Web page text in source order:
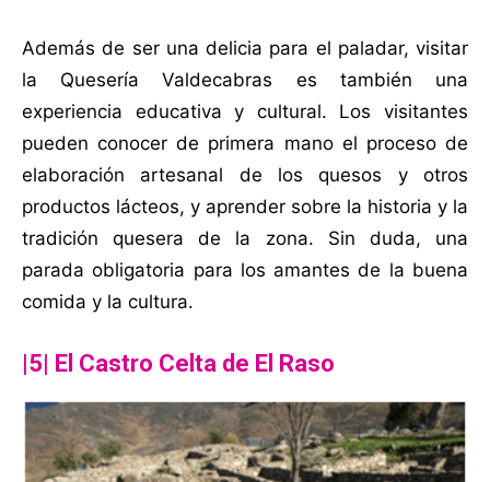
Además de ser una delicia para el paladar, visitar
la Quesería Valdecabras es también una
experiencia educativa y cultural. Los visitantes
pueden conocer de primera mano el proceso de
elaboración artesanal de los quesos y otros
productos lácteos, y aprender sobre la historia y la
tradición quesera de la zona. Sin duda, una
parada obligatoria para los amantes de la buena
comida y la cultura.
|5| El Castro Celta de El Raso